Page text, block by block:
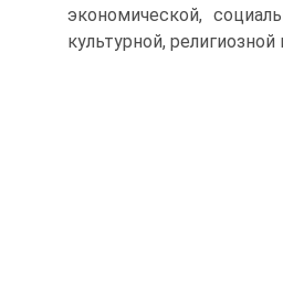
экономической,
культурной, религиозной